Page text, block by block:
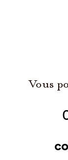
Vous